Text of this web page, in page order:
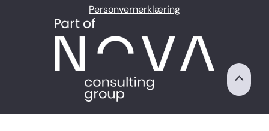
Personvernerklæring
Skroll
til